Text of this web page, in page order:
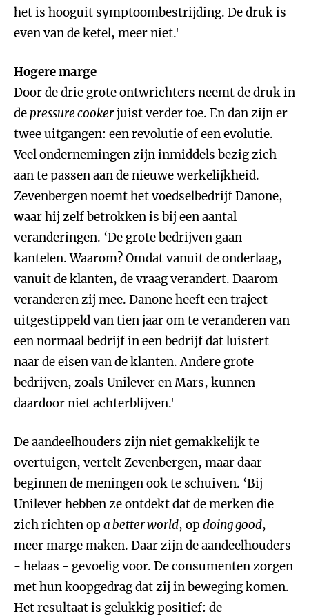
het is hooguit symptoombestrijding. De druk is
even van de ketel, meer niet.'
Hogere marge
Door de drie grote ontwrichters neemt de druk in
depressure cookerjuist verder toe. En dan zijn er
twee uitgangen: een revolutie of een evolutie.
Veel ondernemingen zijn inmiddels bezig zich
aan te passen aan de nieuwe werkelijkheid.
Zevenbergen noemt het voedselbedrijf Danone,
waar hij zelf betrokken is bij een aantal
veranderingen. ‘De grote bedrijven gaan
kantelen. Waarom? Omdat vanuit de onderlaag,
vanuit de klanten, de vraag verandert. Daarom
veranderen zij mee. Danone heeft een traject
uitgestippeld van tien jaar om te veranderen van
een normaal bedrijf in een bedrijf dat luistert
naar de eisen van de klanten. Andere grote
bedrijven, zoals Unilever en Mars, kunnen
daardoor niet achterblijven.'
De aandeelhouders zijn niet gemakkelijk te
overtuigen, vertelt Zevenbergen, maar daar
beginnen de meningen ook te schuiven. ‘Bij
Unilever hebben ze ontdekt dat de merken die
zich richten op a better world, op doing good,
meer marge maken. Daar zijn de aandeelhouders
- helaas - gevoelig voor. De consumenten zorgen
met hun koopgedrag dat zij in beweging komen.
Het resultaat is gelukkig positief: de